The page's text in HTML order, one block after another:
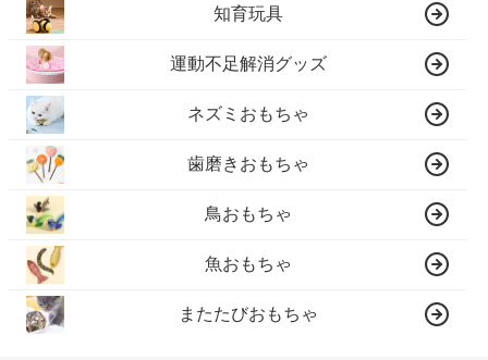
知育玩具
運動不足解消グッズ
ネズミおもちゃ
歯磨きおもちゃ
鳥おもちゃ
魚おもちゃ
またたびおもちゃ